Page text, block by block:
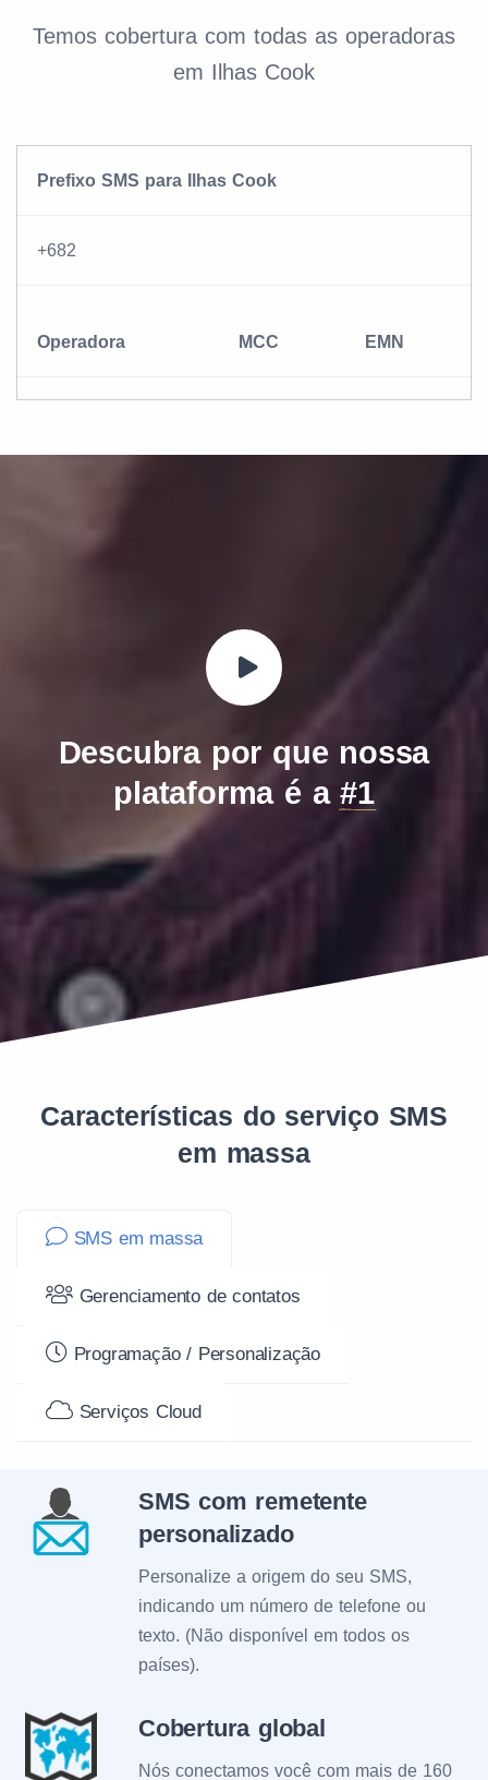
Temos cobertura com todas as operadoras
em Ilhas Cook
Prefixo SMS para Ilhas Cook
+682
Operadora MCC EMN
Descubra por que nossa
plataforma é a#1
Características do serviço SMS
em massa
SMS em massa
Gerenciamento de contatos
Programação / Personalização
Serviços Cloud
SMS com remetente
personalizado
Personalize a origem do seu SMS,
indicando um número de telefone ou
texto. (Não disponível em todos os
países).
Cobertura global
Nós conectamos você com mais de 160